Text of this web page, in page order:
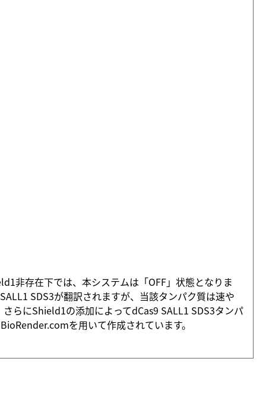
非存在下では、本システムは「OFF」状態となりま
SDS3が翻訳されますが、当該タンパク質は速や
らにShield1の添加によってdCas9 SALL1 SDS3タンパ
を用いて作成されています。